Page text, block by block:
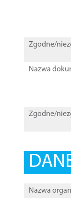
Zgodne/
Nazwa
Zgodne/
Nazwa